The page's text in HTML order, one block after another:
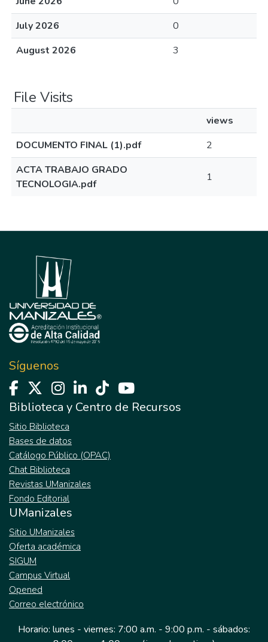
July 2026
0
August 2026
3
File Visits
views
DOCUMENTO FINAL (1).pdf
2
ACTA TRABAJO GRADO
TECNOLOGIA.pdf
1
Síguenos
Biblioteca y Centro de Recursos
Sitio Biblioteca
Bases de datos
Catálogo Público (OPAC)
Chat Biblioteca
Revistas UManizales
Fondo Editorial
UManizales
Sitio UManizales
Oferta académica
SIGUM
Campus Virtual
Opened
Correo electrónico
Horario: lunes - viernes: 7:00 a.m. - 9:00 p.m. - sábados: